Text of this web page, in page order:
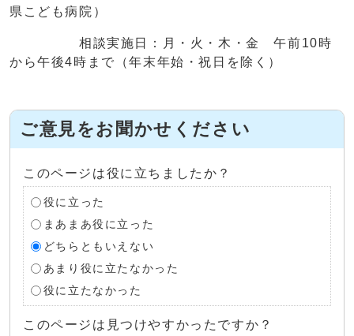
県こども病院）
相談実施日：月・火・木・金 午前10時
から午後4時まで（年末年始・祝日を除く）
ご意見をお聞かせください
このページは役に立ちましたか？
役に立った
まあまあ役に立った
どちらともいえない
あまり役に立たなかった
役に立たなかった
このページは見つけやすかったですか？